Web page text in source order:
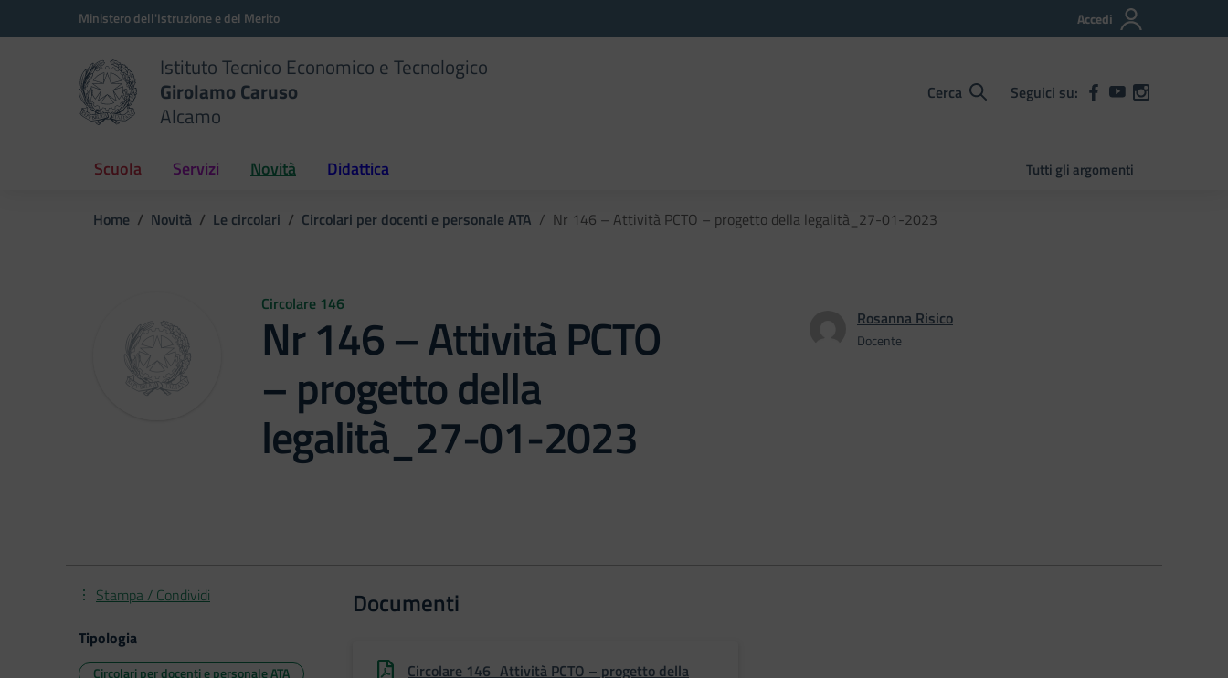
Vai ai contenuti
Vai al menu di navigazioneMinistero dell'Istruzione e del Merito Accedi
Istituto Tecnico Economico e Tecnologico
Girolamo Caruso
Alcamo
Cerca Seguici su:
Scuola Servizi Novità Didattica Tutti gli argomenti
Home Novità Le circolari Circolari per docenti e personale ATA Nr 146 – Attività PCTO – progetto della legalità_27-01-2023
Circolare 146
Nr 146 – Attività PCTO
– progetto della
legalità_27-01-2023
Rosanna Risico
Docente
Documenti
Circolare 146_Attività PCTO – progetto della
Stampa / Condividi
Tipologia
Circolari per docenti e personale ATA